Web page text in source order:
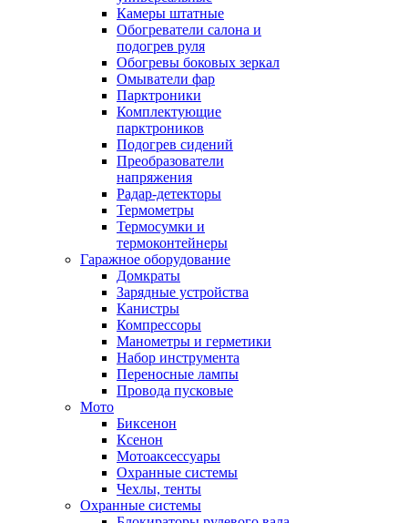
Камеры штатные
Обогреватели салона и
подогрев руля
Обогревы боковых зеркал
Омыватели фар
Парктроники
Комплектующие
парктроников
Подогрев сидений
Преобразователи
напряжения
Радар-детекторы
Термометры
Термосумки и
термоконтейнеры
Гаражное оборудование
Домкраты
Зарядные устройства
Канистры
Компрессоры
Манометры и герметики
Набор инструмента
Переносные лампы
Провода пусковые
Мото
Биксенон
Ксенон
Мотоаксессуары
Охранные системы
Чехлы, тенты
Охранные системы